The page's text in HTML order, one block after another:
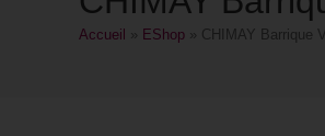
Accueil EShop CHIMAY Barrique